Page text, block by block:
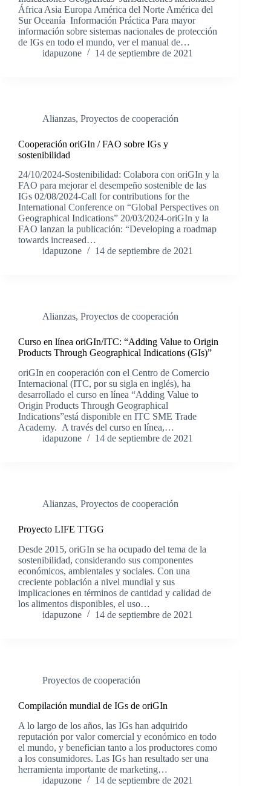
África Asia Europa América del Norte América del
Sur Oceanía Información Práctica Para mayor
información sobre sistemas nacionales de protección
de IGs en todo el mundo, ver el manual de…
idapuzone
14 de septiembre de 2021
Alianzas, Proyectos de cooperación
Cooperación oriGIn / FAO sobre IGs y
sostenibilidad
24/10/2024-Sostenibilidad: Colabora con oriGIn y la
FAO para mejorar el desempeño sostenible de las
IGs 02/08/2024-Call for contributions for the
International Conference on “Global Perspectives on
Geographical Indications” 20/03/2024-oriGIn y la
FAO lanzan la publicación: “Developing a roadmap
towards increased…
idapuzone
14 de septiembre de 2021
Alianzas, Proyectos de cooperación
Curso en línea oriGIn/ITC: “Adding Value to Origin
Products Through Geographical Indications (GIs)”
oriGIn en cooperación con el Centro de Comercio
Internacional (ITC, por su sigla en inglés), ha
desarrollado el curso en línea “Adding Value to
Origin Products Through Geographical
Indications”está disponible en ITC SME Trade
Academy. A través del curso en línea,…
idapuzone
14 de septiembre de 2021
Alianzas, Proyectos de cooperación
Proyecto LIFE TTGG
Desde 2015, oriGIn se ha ocupado del tema de la
sostenibilidad, considerando sus componentes
económicos, ambientales y sociales. Con una
creciente población a nivel mundial y sus
implicaciones en términos de cantidad y calidad de
los alimentos disponibles, el uso…
idapuzone
14 de septiembre de 2021
Proyectos de cooperación
Compilación mundial de IGs de oriGIn
A lo largo de los años, las IGs han adquirido
reputación por valor comercial y económico en todo
el mundo, y benefician tanto a los productores como
a los consumidores. Las IGs han resultado ser una
herramienta importante de marketing…
idapuzone
14 de septiembre de 2021